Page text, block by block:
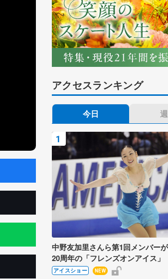
アクセスランキング
今日
中野友加里さんら第1回メンバー
20周年の「フレンズオンアイス
さん、有川梨絵さん、田村岳斗さ
アイスショー NEW